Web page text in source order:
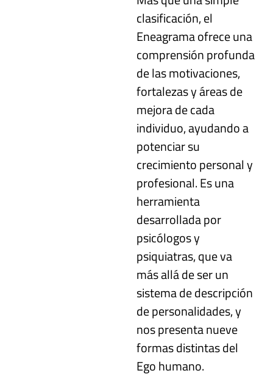
clasificación, el
Eneagrama ofrece una
comprensión profunda
de las motivaciones,
fortalezas y áreas de
mejora de cada
individuo, ayudando a
potenciar su
crecimiento personal y
profesional. Es una
herramienta
desarrollada por
psicólogos y
psiquiatras, que va
más allá de ser un
sistema de descripción
de personalidades, y
nos presenta nueve
formas distintas del
Ego humano.